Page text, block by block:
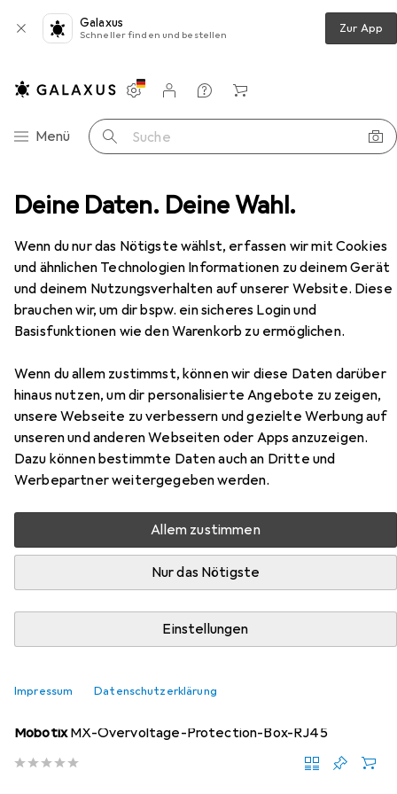
Deine Daten. Deine Wahl.
Wenn du nur das Nötigste wählst, erfassen wir mit Cookies
und ähnlichen Technologien Informationen zu deinem Gerät
und deinem Nutzungsverhalten auf unserer Website. Diese
brauchen wir, um dir bspw. ein sicheres Login und
Basisfunktionen wie den Warenkorb zu ermöglichen.
Wenn du allem zustimmst, können wir diese Daten darüber
hinaus nutzen, um dir personalisierte Angebote zu zeigen,
unsere Webseite zu verbessern und gezielte Werbung auf
unseren und anderen Webseiten oder Apps anzuzeigen.
Dazu können bestimmte Daten auch an Dritte und
Werbepartner weitergegeben werden.
Allem zustimmen
Nur das Nötigste
Einstellungen
Impressum Datenschutzerklärung
Galaxus
Schneller finden und bestellen Zur App
Navigation nach Kategorien
Menü Suche
Einstellungen
Kundenkonto
Vergleichslisten
Merklisten
Warenkorb
Netzwerkkamera Mobotix Box-Netzwerkkamera
EUR
1335,77
MobotixBox-Netzwerkkamera
3840 x 2160 Pixels
Zubehör für Mobotix Box-
Netzwerkkamera
Box-Netzwerkkamera aus der Kategorie
Netzwerkkamera Zubehör.
Produktliste
Netzwerkkamera Zubehör
MobotixMX-Overvoltage-Protection-Box-RJ45